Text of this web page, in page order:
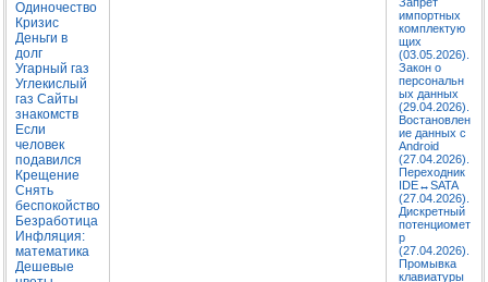
Одиночество
Кризис
Деньги в
долг
Угарный газ
Углекислый
газ Сайты
знакомств
Если
человек
подавился
Крещение
Снять
беспокойство
Безработица
Инфляция:
математика
Дешевые
импортных
комплектую
щих
(03.05.2026).
Закон о
персональн
ых данных
(29.04.2026).
Востановлен
ие данных с
Android
(27.04.2026).
Переходник
IDE↔SATA
(27.04.2026).
Дискретный
потенциомет
р
(27.04.2026).
Промывка
клавиатуры